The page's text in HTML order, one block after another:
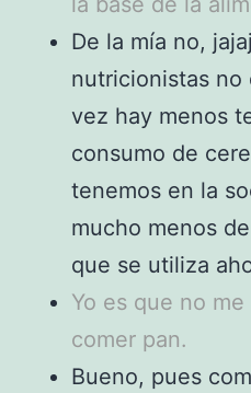
De la mía no,
nutricionistas no
vez hay menos
consumo de
tenemos en la
mucho menos
que se utiliza
Yo es que no
comer pan.
Bueno, pues